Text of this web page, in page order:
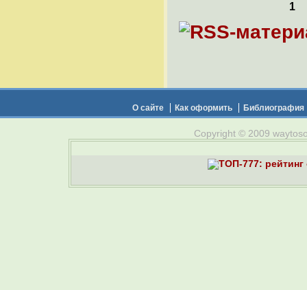
1
О сайте Как оформить Библиография
Copyright © 2009